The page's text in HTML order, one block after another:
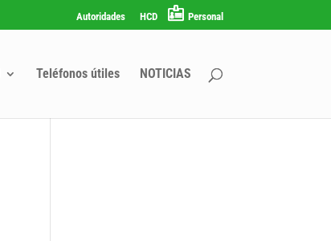
Autoridades HCD Personal
Teléfonos útiles NOTICIAS